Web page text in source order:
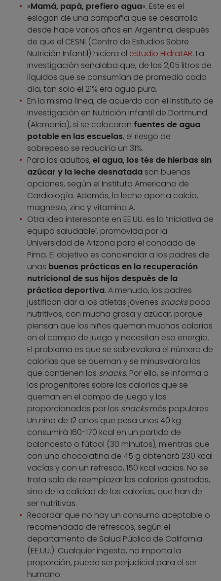
«Mamá, papá, prefiero agua«. Este es el
eslogan de una campaña que se desarrolla
desde hace varios años en Argentina, después
de que el CESNI (Centro de Estudios Sobre
Nutrición Infantil) hiciera el estudio HidratAR. La
investigación señalaba que, de los 2,05 litros de
líquidos que se consumían de promedio cada
día, tan solo el 21% era agua pura.
En la misma línea, de acuerdo con el Instituto de
Investigación en Nutrición Infantil de Dortmund
(Alemania), si se colocaran fuentes de agua
potable en las escuelas, el riesgo de
sobrepeso se reduciría un 31%.
Para los adultos, el agua, los tés de hierbas sin
azúcar y la leche desnatada son buenas
opciones, según el Instituto Americano de
Cardiología. Además, la leche aporta calcio,
magnesio, zinc y vitamina A.
Otra idea interesante en EE.UU. es la ‘Iniciativa de
equipo saludable’, promovida por la
Universidad de Arizona para el condado de
Pima. El objetivo es concienciar a los padres de
unas buenas prácticas en la recuperación
nutricional de sus hijos después de la
práctica deportiva. A menudo, los padres
justifican dar a los atletas jóvenes snackspoco
nutritivos, con mucha grasa y azúcar, porque
piensan que los niños queman muchas calorías
en el campo de juego y necesitan esa energía.
El problema es que se sobrevalora el número de
calorías que se queman y se minusvalora las
que contienen los snacks. Por ello, se informa a
los progenitores sobre las calorías que se
queman en el campo de juego y las
proporcionadas por los snacksmás populares.
Un niño de 12 años que pesa unos 40 kg
consumirá 160-170 kcal en un partido de
baloncesto o fútbol (30 minutos), mientras que
con una chocolatina de 45 g obtendrá 230 kcal
vacías y con un refresco, 150 kcal vacías. No se
trata solo de reemplazar las calorías gastadas,
sino de la calidad de las calorías, que han de
ser nutritivas.
Recordar que no hay un consumo aceptable o
recomendado de refrescos, según el
departamento de Salud Pública de California
(EE.UU.). Cualquier ingesta, no importa la
proporción, puede ser perjudicial para el ser
humano.